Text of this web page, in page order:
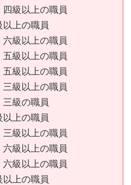
級以上の職員
上の職員
級以上の職員
級以上の職員
級以上の職員
級以上の職員
級の職員
上の職員
級以上の職員
級以上の職員
級以上の職員
上の職員